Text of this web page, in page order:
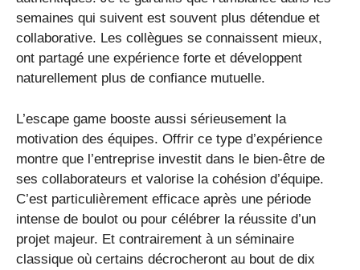
semaines qui suivent est souvent plus détendue et
collaborative. Les collègues se connaissent mieux,
ont partagé une expérience forte et développent
naturellement plus de confiance mutuelle.
L’escape game booste aussi sérieusement la
motivation des équipes. Offrir ce type d’expérience
montre que l’entreprise investit dans le bien-être de
ses collaborateurs et valorise la cohésion d’équipe.
C’est particulièrement efficace après une période
intense de boulot ou pour célébrer la réussite d’un
projet majeur. Et contrairement à un séminaire
classique où certains décrocheront au bout de dix